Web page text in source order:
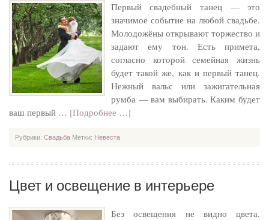
Первый свадебный танец — это
значимое событие на любой свадьбе.
Молодожёны открывают торжество и
задают ему тон. Есть примета,
согласно которой семейная жизнь
будет такой же, как и первый танец.
Нежный вальс или зажигательная
румба — вам выбирать. Каким будет
ваш первый … [Подробнее …]
Рубрики: Свадьба Метки: Невеста
Цвет и освещение в интерьере
Без освещения не видно цвета.